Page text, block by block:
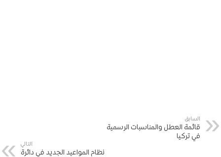
السابق
قائمة العطل والمناسبات الرسمية
في تركيا
التالي
نظام المواعيد الجديد في دائرة